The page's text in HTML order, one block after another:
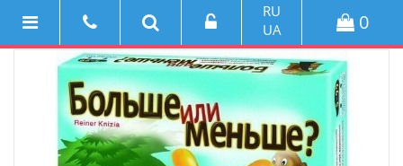
RU
UA
0